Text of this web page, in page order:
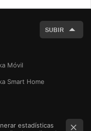
SUBIR
Móvil
Smart Home
estadísticas